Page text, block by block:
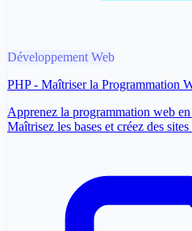
Développement Web
PHP - Maîtriser la Programmation
Apprenez la programmation web
Maîtrisez les bases et créez des